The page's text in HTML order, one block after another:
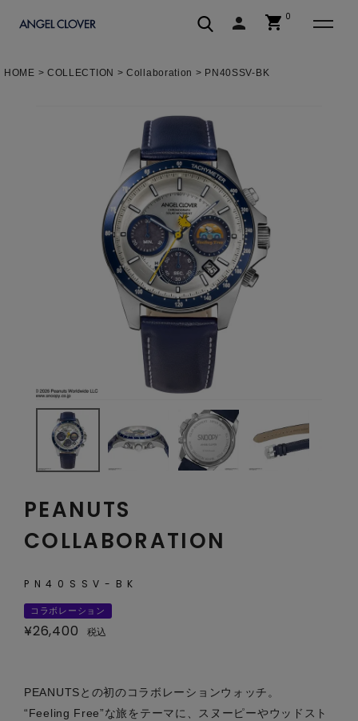
エンジェルクローバー | ANGEL
person shopping_cart 0
HOME COLLECTION Collaboration PN40SSV-BK
PEANUTS
COLLABORATION
PN40SSV-BK
コラボレーション
¥26,400 税込
PEANUTSとの初のコラボレーションウォッチ。
“Feeling Free”な旅をテーマに、スヌーピーやウッドスト